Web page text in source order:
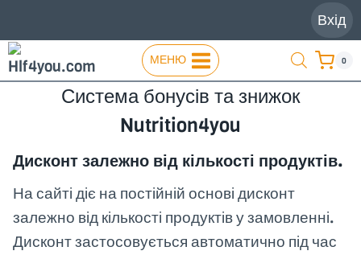
до
вмісту
Вхід
МЕНЮ 0
Система бонусів та знижок
Nutrition4you
Дисконт залежно від кількості продуктів.
На сайті діє на постійній основі дисконт
залежно від кількості продуктів у замовленні.
Дисконт застосовується автоматично під час